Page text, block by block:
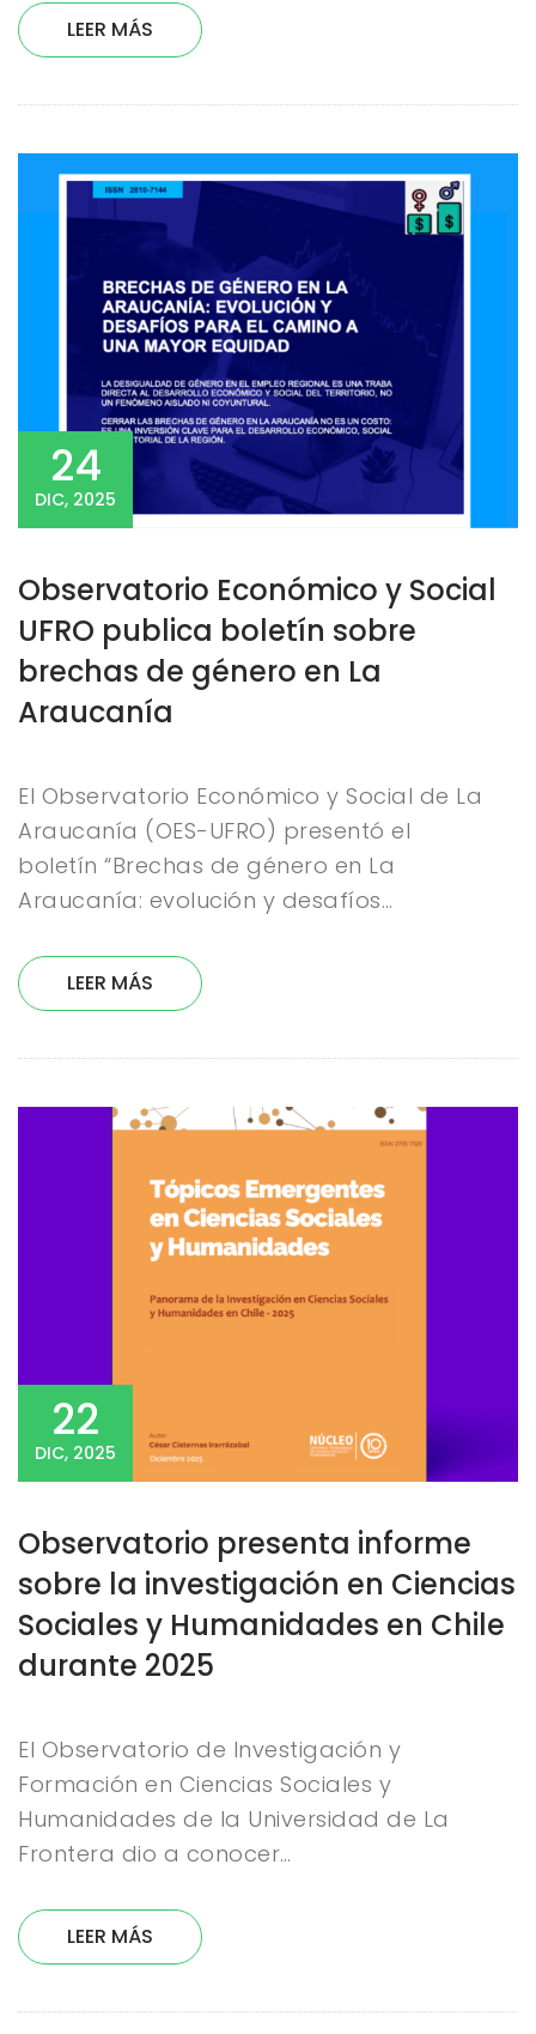
LEER MÁS
24
DIC, 2025
Observatorio Económico y Social
UFRO publica boletín sobre
brechas de género en La
Araucanía
El Observatorio Económico y Social de La
Araucanía (OES-UFRO) presentó el
boletín “Brechas de género en La
Araucanía: evolución y desafíos…
LEER MÁS
22
DIC, 2025
Observatorio presenta informe
sobre la investigación en Ciencias
Sociales y Humanidades en Chile
durante 2025
El Observatorio de Investigación y
Formación en Ciencias Sociales y
Humanidades de la Universidad de La
Frontera dio a conocer…
LEER MÁS